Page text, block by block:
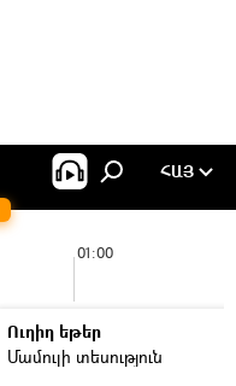
ՀԱՅ
01:00
Ուղիղ եթեր
Մամուլի տեսություն